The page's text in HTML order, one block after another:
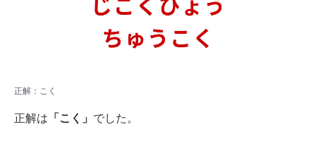
正解：こく
正解は 「こく」 でした。